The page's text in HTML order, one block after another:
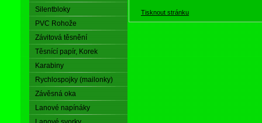
Silentbloky
PVC Rohože
Závitová těsnění
Těsnící papír, Korek
Karabiny
Rychlospojky (mailonky)
Závěsná oka
Lanové napínáky
Tisknout stránku